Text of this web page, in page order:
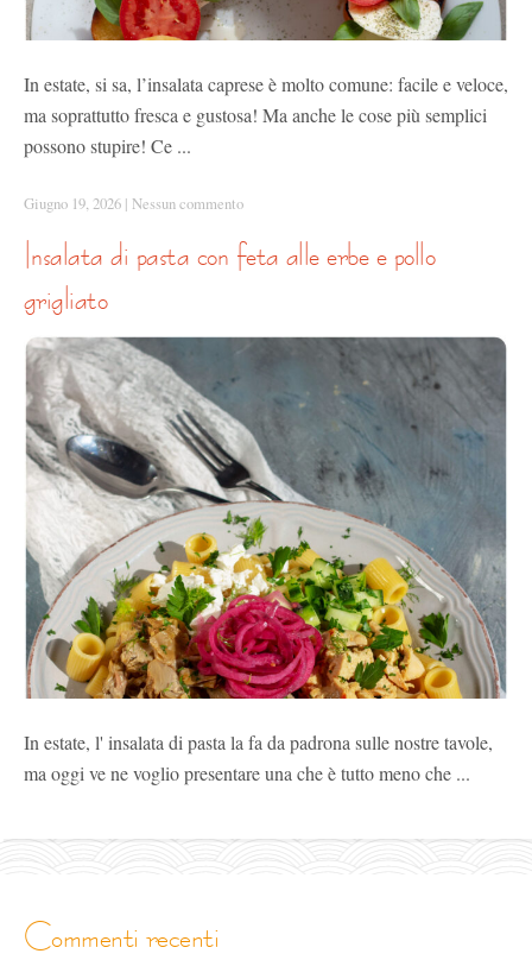
In estate, si sa, l’insalata caprese è molto comune: facile e veloce,
ma soprattutto fresca e gustosa! Ma anche le cose più semplici
possono stupire! Ce ...
Giugno 19, 2026 | Nessun commento
grigliato
In estate, l' insalata di pasta la fa da padrona sulle nostre tavole,
ma oggi ve ne voglio presentare una che è tutto meno che ...
commenti recenti